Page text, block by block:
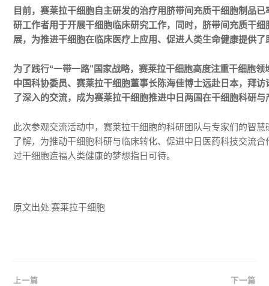
目前，赛莱拉干细胞自主研发的治疗用脐带间充质干细胞制品
研工作者用于开展干细胞临床研究工作，同时，脐带间充质干
展，为推进干细胞在临床医疗上应用、促进人类生命健康提供了
为了践行“一带一路”国家战略，赛莱拉干细胞高度注重干细胞
中国科协委员、赛莱拉干细胞董事长陈海佳博士远赴日本，拜
了深入的交流，成为赛莱拉干细胞推进中日两国在干细胞科研
此次参观交流活动中，赛莱拉干细胞的科研团队与专家们的智
了解，为推动干细胞科研与临床转化、促进中日医药科技交流
过干细胞造福人类健康的梦想指日可待。
原文出处:赛莱拉干细胞
文
上一篇 下一篇